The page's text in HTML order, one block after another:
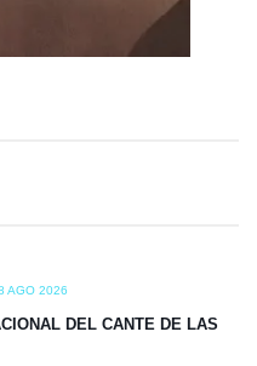
AGO 2026
DEL CANTE DE LAS